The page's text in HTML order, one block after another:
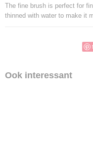
The fine brush is perfect for
thinned with water to make it
Ook interessant